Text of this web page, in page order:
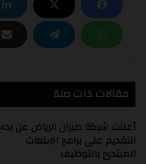
مقالات ذات صلة
أعلنت شركة طيران الرياض عن بدء
التقديم على برامج الابتعاث
المبتدئ بالتوظيف